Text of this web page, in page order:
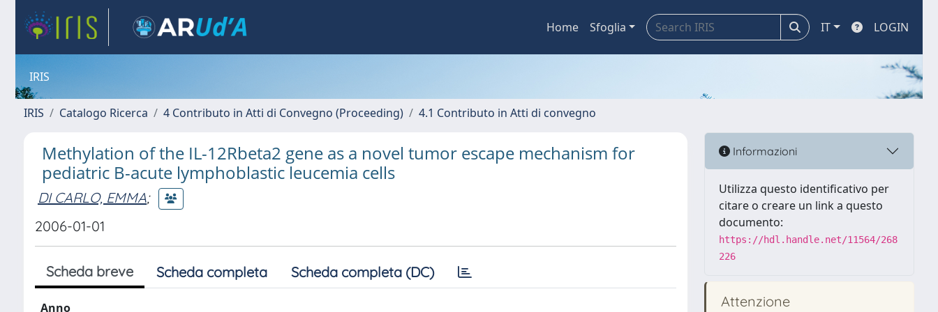
Home Sfoglia IT LOGIN
IRIS
IRIS Catalogo Ricerca 4 Contributo in Atti di Convegno (Proceeding) 4.1 Contributo in Atti di convegno
Methylation of the IL-12Rbeta2 gene as a novel tumor escape mechanism for
pediatric B-acute lymphoblastic leucemia cells
DI CARLO, EMMA;
2006-01-01
Scheda breve Scheda completa Scheda completa (DC)
Anno
Informazioni
Utilizza questo identificativo per
citare o creare un link a questo
documento:
https://hdl.handle.net/11564/268
226
Attenzione